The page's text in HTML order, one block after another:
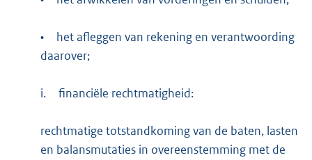
•
het afleggen van rekening en verantwoording
daarover;
i. financiële rechtmatigheid:
rechtmatige totstandkoming van de baten, lasten
en balansmutaties in overeenstemming met de